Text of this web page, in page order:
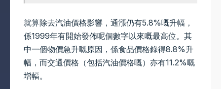
就算除去汽油價格影響，通漲仍有5.8%嘅升幅，
係1999年有開始發佈呢個數字以來嘅最高位。其
中一個物價急升嘅原因，係食品價格錄得8.8%升
幅，而交通價格（包括汽油價格嘅）亦有11.2%嘅
增幅。